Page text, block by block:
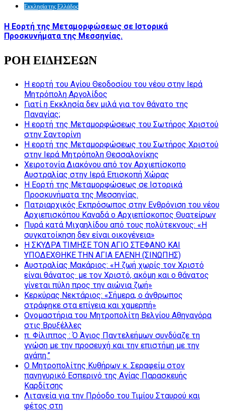
Εκκλησία της Ελλάδος
Η Εορτή της Μεταμορφώσεως σε Ιστορικά
Προσκυνήματα της Μεσσηνίας.
ΡΟΗ ΕΙΔΗΣΕΩΝ
Η εορτή του Αγίου Θεοδοσίου του νέου στην Ιερά
Μητρόπολη Αργολίδος
Γιατί η Εκκλησία δεν μιλά για τον θάνατο της
Παναγίας;
Η εορτή της Μεταμορφώσεως του Σωτήρος Χριστού
στην Σαντορίνη
Η εορτή της Μεταμορφώσεως του Σωτήρος Χριστού
στην Ιερά Μητρόπολη Θεσσαλονίκης
Χειροτονία Διακόνου από τον Αρχιεπίσκοπο
Αυστραλίας στην Ιερά Επισκοπή Χώρας
Η Εορτή της Μεταμορφώσεως σε Ιστορικά
Προσκυνήματα της Μεσσηνίας.
Πατριαρχικός Εκπρόσωπος στην Ενθρόνιση του νέου
Αρχιεπισκόπου Καναδά ο Αρχιεπίσκοπος Θυατείρων
Πυρά κατά Μιχαηλίδου από τους πολύτεκνους: «Η
συγκατοίκηση δεν είναι οικογένεια»
Η ΣΚΥΔΡΑ ΤΙΜΗΣΕ ΤΟΝ ΑΓΙΟ ΣΤΕΦΑΝΟ ΚΑΙ
ΥΠΟΔΕΧΘΗΚΕ ΤΗΝ ΑΓΙΑ ΕΛΕΝΗ (ΣΙΝΩΠΗΣ)
Αυστραλίας Μακάριος: «Η ζωή χωρίς τον Χριστό
είναι θάνατος· με τον Χριστό, ακόμη και ο θάνατος
γίνεται πύλη προς την αιώνια ζωή»
Κερκύρας Νεκτάριος: «Σήμερα, ο άνθρωπος
στράφηκε στα επίγεια και χαμερπή»
Ονομαστήρια του Μητροπολίτη Βελγίου Αθηναγόρα
στις Βρυξέλλες
π. Φίλιππος : Ό Άγιος Παντελεήμων συνδύαζε τη
γνώση με την προσευχή και την επιστήμη με την
αγάπη.”
Ο Μητροπολίτης Κυθήρων κ. Σεραφείμ στον
πανηγυρικό Εσπερινό της Αγίας Παρασκευής
Καρδίτσης
Λιτανεία για την Πρόοδο του Τιμίου Σταυρού και
φέτος στη